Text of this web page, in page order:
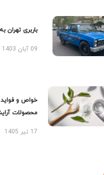
باربری تهران
09 آبان 1403
خواص و فواید
محصولات
17 تیر 1405